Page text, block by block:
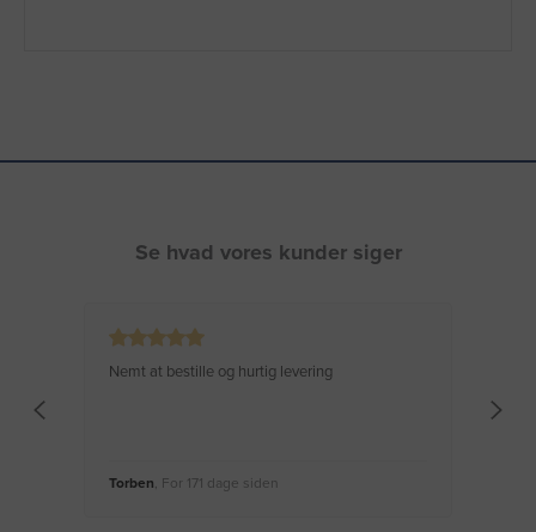
Se hvad vores kunder siger
Nemt at bestille og hurtig levering
Torben , For 171 dage siden